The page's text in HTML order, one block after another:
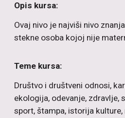
Opis kursa:
Ovaj nivo je najviši nivo
stekne osoba kojoj nije
Teme kursa:
Društvo i društveni odnosi,
ekologija, odevanje, zdravlje,
sport, štampa, istorija kulture,